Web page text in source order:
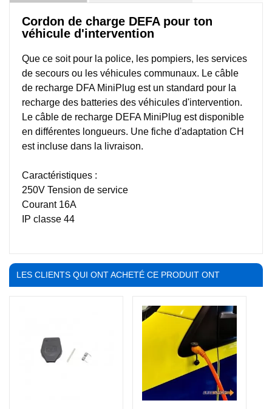
Cordon de charge DEFA pour ton
véhicule d'intervention
Que ce soit pour la police, les pompiers, les services
de secours ou les véhicules communaux. Le câble
de recharge DFA MiniPlug est un standard pour la
recharge des batteries des véhicules d'intervention.
Le câble de recharge DEFA MiniPlug est disponible
en différentes longueurs. Une fiche d'adaptation CH
est incluse dans la livraison.
Caractéristiques :
250V Tension de service
Courant 16A
IP classe 44
LES CLIENTS QUI ONT ACHETÉ CE PRODUIT ONT